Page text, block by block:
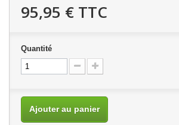
95,95 € TTC
Quantité
Ajouter au panier